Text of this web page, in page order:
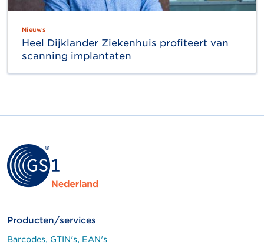
Nieuws
Heel Dijklander Ziekenhuis profiteert van
scanning implantaten
Producten/services
Barcodes, GTIN's, EAN's